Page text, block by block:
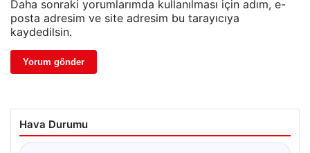
Daha sonraki yorumlarımda kullanılması için adım, e-
posta adresim ve site adresim bu tarayıcıya
kaydedilsin.
Hava Durumu